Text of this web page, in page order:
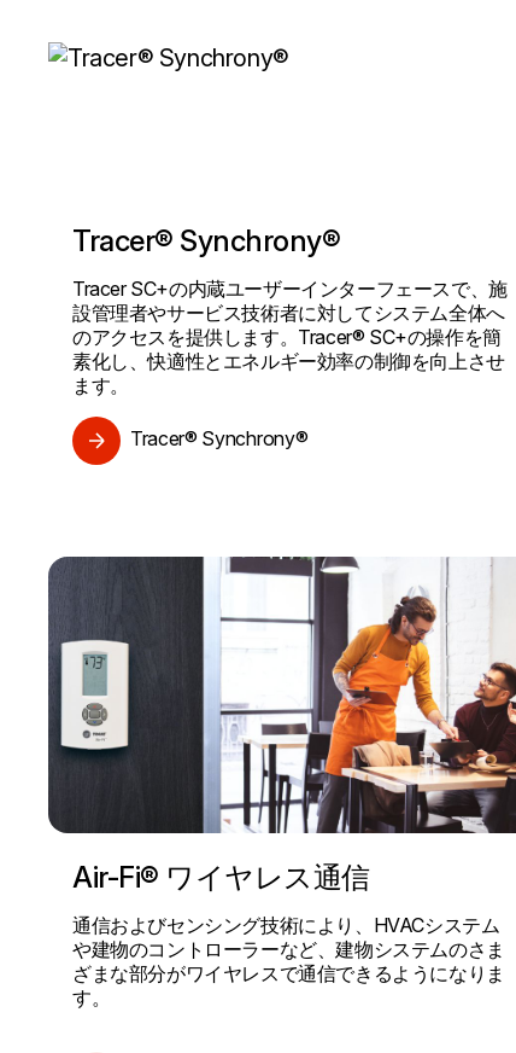
Tracer® Synchrony®
Tracer SC+の内蔵ユーザーインターフェースで、施
設管理者やサービス技術者に対してシステム全体へ
のアクセスを提供します。Tracer® SC+の操作を簡
素化し、快適性とエネルギー効率の制御を向上させ
ます。
Tracer® Synchrony®
Air-Fi® ワイヤレス通信
通信およびセンシング技術により、HVACシステム
や建物のコントローラーなど、建物システムのさま
ざまな部分がワイヤレスで通信できるようになりま
す。